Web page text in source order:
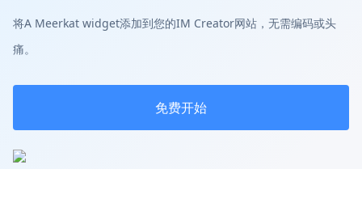
将A Meerkat widget添加到您的IM Creator网站，无需编码或头
痛。
免费开始